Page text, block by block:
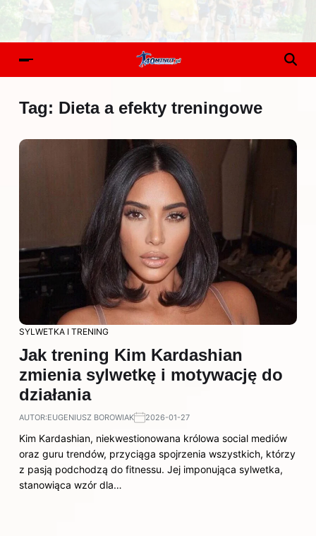
Tag: Dieta a efekty treningowe
SYLWETKA I TRENING
Jak trening Kim Kardashian
zmienia sylwetkę i motywację do
działania
AUTOR:EUGENIUSZ BOROWIAK 2026-01-27
Kim Kardashian, niekwestionowana królowa social mediów
oraz guru trendów, przyciąga spojrzenia wszystkich, którzy
z pasją podchodzą do fitnessu. Jej imponująca sylwetka,
stanowiąca wzór dla…